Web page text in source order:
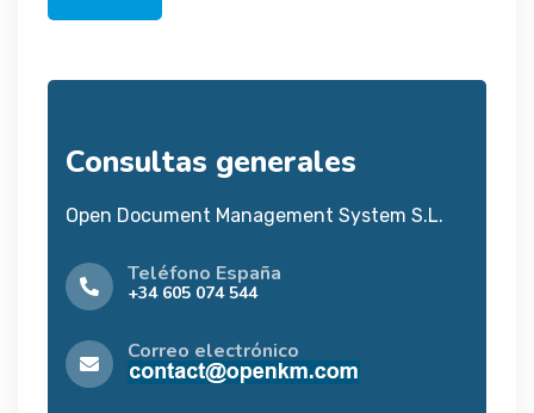
Consultas generales
Open Document Management System S.L.
Teléfono España
+34 605 074 544
Correo electrónico